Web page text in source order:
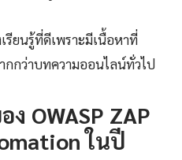
รียนรู้ที่ดีเพราะมีเนื้อหาที่
กกว่าบทความออนไลน์ทั่วไป
OWASP ZAP
ในปี